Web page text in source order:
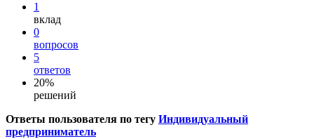
1
вклад
0
вопросов
5
ответов
20%
решений
Ответы пользователя по тегу Индивидуальный
предприниматель